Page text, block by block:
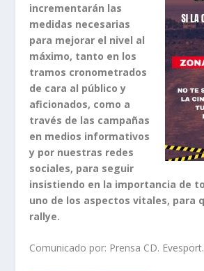
incrementarán las
medidas necesarias
para mejorar el nivel al
máximo, tanto en los
tramos cronometrados
de cara al público y
aficionados, como a
través de las campañas
en medios informativos
y por nuestras redes
sociales, para seguir
insistiendo en la importancia de
uno de los aspectos vitales, para
rallye.
Comunicado por: Prensa CD. Evesport.